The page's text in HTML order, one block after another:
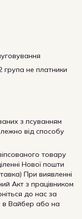
не платники
з псуванням
від способу
товару
Нової пошти
При виявленні
Акт з працівником
до нас за
в Вайбер або на